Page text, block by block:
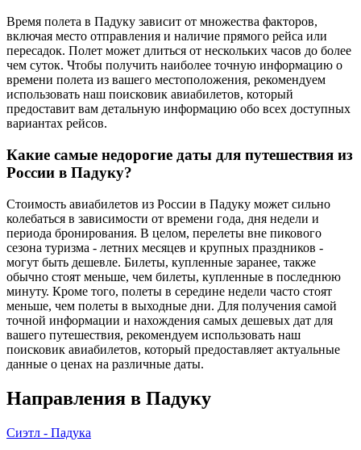
Время полета в Падуку зависит от множества факторов,
включая место отправления и наличие прямого рейса или
пересадок. Полет может длиться от нескольких часов до более
чем суток. Чтобы получить наиболее точную информацию о
времени полета из вашего местоположения, рекомендуем
использовать наш поисковик авиабилетов, который
предоставит вам детальную информацию обо всех доступных
вариантах рейсов.
Какие самые недорогие даты для путешествия из
России в Падуку?
Стоимость авиабилетов из России в Падуку может сильно
колебаться в зависимости от времени года, дня недели и
периода бронирования. В целом, перелеты вне пикового
сезона туризма - летних месяцев и крупных праздников -
могут быть дешевле. Билеты, купленные заранее, также
обычно стоят меньше, чем билеты, купленные в последнюю
минуту. Кроме того, полеты в середине недели часто стоят
меньше, чем полеты в выходные дни. Для получения самой
точной информации и нахождения самых дешевых дат для
вашего путешествия, рекомендуем использовать наш
поисковик авиабилетов, который предоставляет актуальные
данные о ценах на различные даты.
Направления в Падуку
Сиэтл - Падука